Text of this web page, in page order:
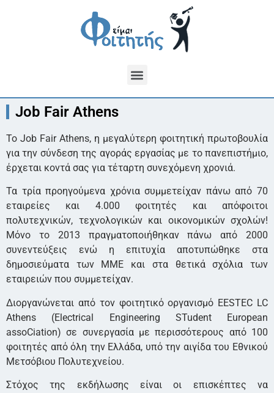
Job Fair Athens
Το Job Fair Athens, η μεγαλύτερη φοιτητική πρωτοβουλία
για την σύνδεση της αγοράς εργασίας με το πανεπιστήμιο,
έρχεται κοντά σας για τέταρτη συνεχόμενη χρονιά.
Τα τρία προηγούμενα χρόνια συμμετείχαν πάνω από 70
εταιρείες και 4.000 φοιτητές και απόφοιτοι
πολυτεχνικών, τεχνολογικών και οικονομικών σχολών!
Μόνο το 2013 πραγματοποιήθηκαν πάνω από 2000
συνεντεύξεις ενώ η επιτυχία αποτυπώθηκε στα
δημοσιεύματα των ΜΜΕ και στα θετικά σχόλια των
εταιρειών που συμμετείχαν.
Διοργανώνεται από τον φοιτητικό οργανισμό EESTEC LC
Athens (Electrical Engineering STudent European
assoCiation) σε συνεργασία με περισσότερους από 100
φοιτητές από όλη την Ελλάδα, υπό την αιγίδα του Εθνικού
Μετσόβιου Πολυτεχνείου.
Στόχος της εκδήλωσης είναι οι επισκέπτες να